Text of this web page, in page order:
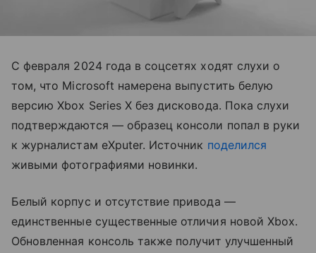
С февраля 2024 года в соцсетях ходят слухи о
том, что Microsoft намерена выпустить белую
версию Xbox Series X без дисковода. Пока слухи
подтверждаются — образец консоли попал в руки
к журналистам eXputer. Источник поделился
живыми фотографиями новинки.
Белый корпус и отсутствие привода —
единственные существенные отличия новой Xbox.
Обновленная консоль также получит улучшенный